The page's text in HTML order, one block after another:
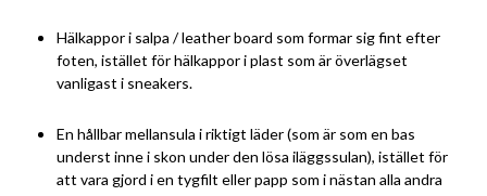
Hälkappor i salpa / leather board som formar sig fint efter
foten, istället för hälkappor i plast som är överlägset
vanligast i sneakers.
En hållbar mellansula i riktigt läder (som är som en bas
underst inne i skon under den lösa iläggssulan), istället för
att vara gjord i en tygfilt eller papp som i nästan alla andra